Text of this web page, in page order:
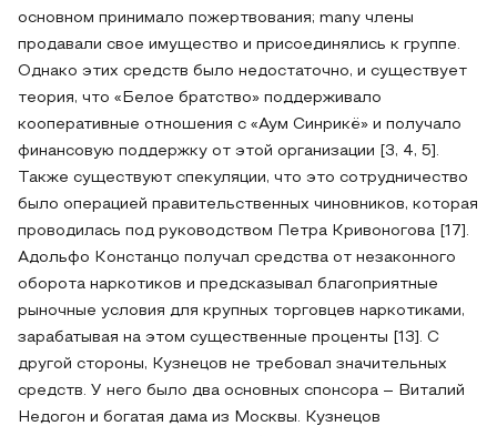
основном принимало пожертвования; many члены
продавали свое имущество и присоединялись к группе.
Однако этих средств было недостаточно, и существует
теория, что «Белое братство» поддерживало
кооперативные отношения с «Аум Синрикё» и получало
финансовую поддержку от этой организации [3, 4, 5].
Также существуют спекуляции, что это сотрудничество
было операцией правительственных чиновников, которая
проводилась под руководством Петра Кривоногова [17].
Адольфо Констанцо получал средства от незаконного
оборота наркотиков и предсказывал благоприятные
рыночные условия для крупных торговцев наркотиками,
зарабатывая на этом существенные проценты [13]. С
другой стороны, Кузнецов не требовал значительных
средств. У него было два основных спонсора – Виталий
Недогон и богатая дама из Москвы. Кузнецов